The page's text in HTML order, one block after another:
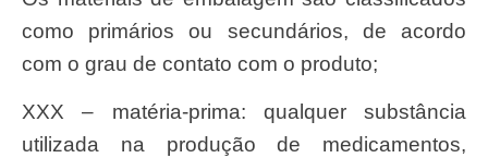
como primários ou secundários, de acordo
com o grau de contato com o produto;
XXX – matéria-prima: qualquer substância
utilizada na produção de medicamentos,